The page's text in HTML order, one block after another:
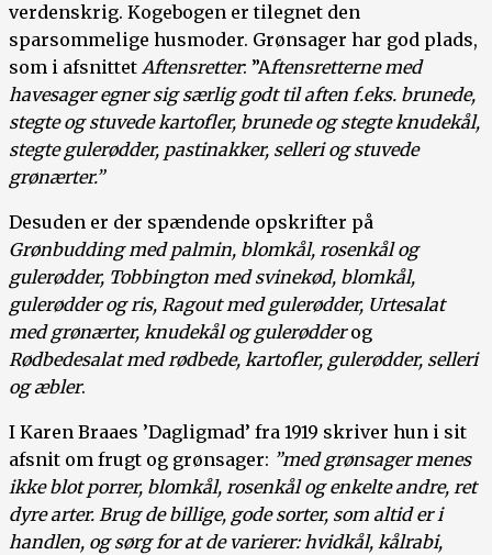
verdenskrig. Kogebogen er tilegnet den
sparsommelige husmoder. Grønsager har god plads,
som i afsnittet Aftensretter: ”Aftensretterne med
havesager egner sig særlig godt til aften f.eks. brunede,
stegte og stuvede kartofler, brunede og stegte knudekål,
stegte gulerødder, pastinakker, selleri og stuvede
grønærter.”
Desuden er der spændende opskrifter på
Grønbudding med palmin, blomkål, rosenkål og
gulerødder, Tobbington med svinekød, blomkål,
gulerødder og ris, Ragout med gulerødder, Urtesalat
med grønærter, knudekål og gulerødderog
Rødbedesalat med rødbede, kartofler, gulerødder, selleri
og æbler.
I Karen Braaes ’Dagligmad’ fra 1919 skriver hun i sit
afsnit om frugt og grønsager: ”med grønsager menes
ikke blot porrer, blomkål, rosenkål og enkelte andre, ret
dyre arter. Brug de billige, gode sorter, som altid er i
handlen, og sørg for at de varierer: hvidkål, kålrabi,